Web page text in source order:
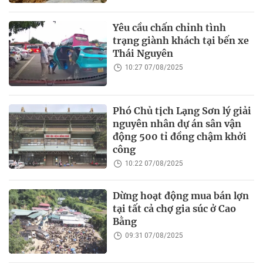
Yêu cầu chấn chỉnh tình
trạng giành khách tại bến xe
Thái Nguyên
10:27 07/08/2025
Phó Chủ tịch Lạng Sơn lý giải
nguyên nhân dự án sân vận
động 500 tỉ đồng chậm khởi
công
10:22 07/08/2025
Dừng hoạt động mua bán lợn
tại tất cả chợ gia súc ở Cao
Bằng
09:31 07/08/2025